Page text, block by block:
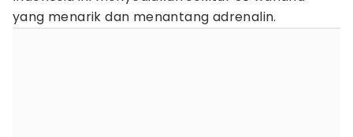
yang menarik dan menantang adrenalin.